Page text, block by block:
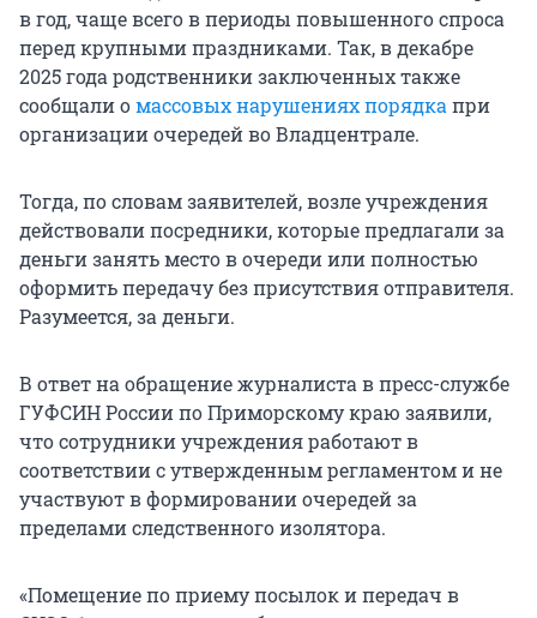
в год, чаще всего в периоды повышенного спроса
перед крупными праздниками. Так, в декабре
2025 года родственники заключенных также
сообщали омассовых нарушениях порядкапри
организации очередей во Владцентрале.
Тогда, по словам заявителей, возле учреждения
действовали посредники, которые предлагали за
деньги занять место в очереди или полностью
оформить передачу без присутствия отправителя.
Разумеется, за деньги.
В ответ на обращение журналиста в пресс-службе
ГУФСИН России по Приморскому краю заявили,
что сотрудники учреждения работают в
соответствии с утвержденным регламентом и не
участвуют в формировании очередей за
пределами следственного изолятора.
«Помещение по приему посылок и передач в